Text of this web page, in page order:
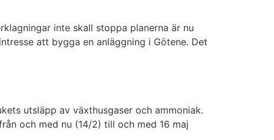
inte skall stoppa planerna är nu
att bygga en anläggning i Götene. Det
utsläpp av växthusgaser och ammoniak.
och med nu (14/2) till och med 16 maj